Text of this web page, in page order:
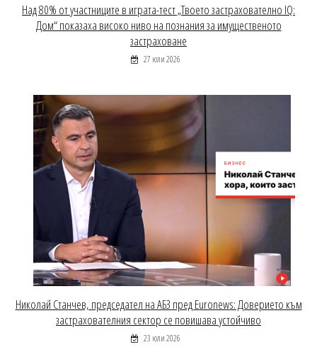
Над 80% от участниците в играта-тест „Твоето застрахователно IQ:
Дом“ показаха високо ниво на познания за имущественото
застраховане
27 юли 2026
Николай Станчев, председател на АБЗ пред Euronews: Доверието към
застрахователния сектор се повишава устойчиво
23 юли 2026